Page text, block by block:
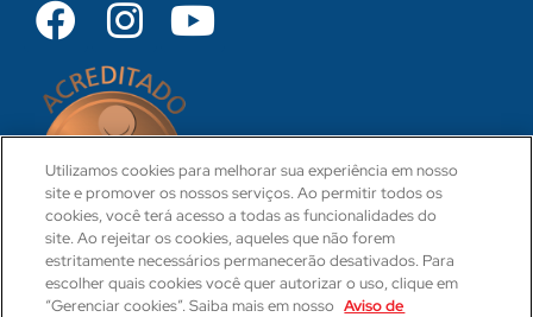
Utilizamos cookies para melhorar sua experiência em nosso
site e promover os nossos serviços. Ao permitir todos os
cookies, você terá acesso a todas as funcionalidades do
site. Ao rejeitar os cookies, aqueles que não forem
estritamente necessários permanecerão desativados. Para
escolher quais cookies você quer autorizar o uso, clique em
“Gerenciar cookies”. Saiba mais em nosso Aviso de